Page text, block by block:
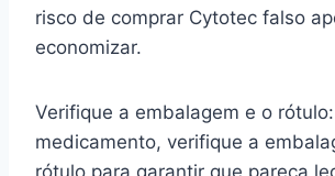
risco de comprar Cytotec falso
economizar.
Verifique a embalagem e o
medicamento, verifique a
rótulo para garantir que pareça